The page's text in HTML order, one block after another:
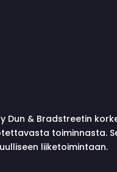
Dun & Bradstreetin
toiminnasta.
liiketoimintaan.